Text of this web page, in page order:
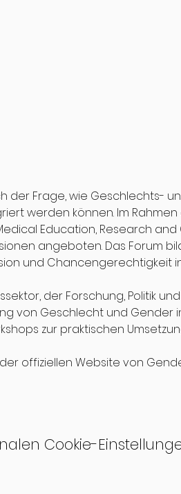
der Frage, wie Geschlechts-
werden können. Im
Education, Research and
angeboten. Das Forum
und Chancengerechtigkeit
der Forschung, Politik
von Geschlecht und Gender
zur praktischen
offiziellen Website von
Cookie-